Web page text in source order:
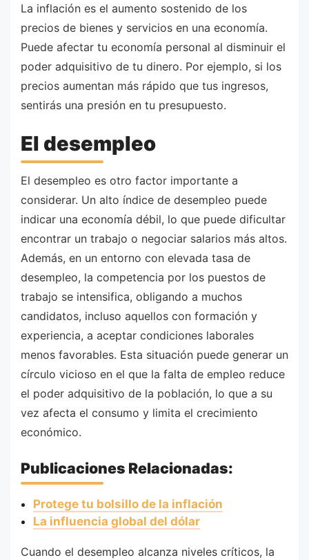
La inflación es el aumento sostenido de los
precios de bienes y servicios en una economía.
Puede afectar tu economía personal al disminuir el
poder adquisitivo de tu dinero. Por ejemplo, si los
precios aumentan más rápido que tus ingresos,
sentirás una presión en tu presupuesto.
El desempleo
El desempleo es otro factor importante a
considerar. Un alto índice de desempleo puede
indicar una economía débil, lo que puede dificultar
encontrar un trabajo o negociar salarios más altos.
Además, en un entorno con elevada tasa de
desempleo, la competencia por los puestos de
trabajo se intensifica, obligando a muchos
candidatos, incluso aquellos con formación y
experiencia, a aceptar condiciones laborales
menos favorables. Esta situación puede generar un
círculo vicioso en el que la falta de empleo reduce
el poder adquisitivo de la población, lo que a su
vez afecta el consumo y limita el crecimiento
económico.
Publicaciones Relacionadas:
Protege tu bolsillo de la inflación
La influencia global del dólar
Cuando el desempleo alcanza niveles críticos, la